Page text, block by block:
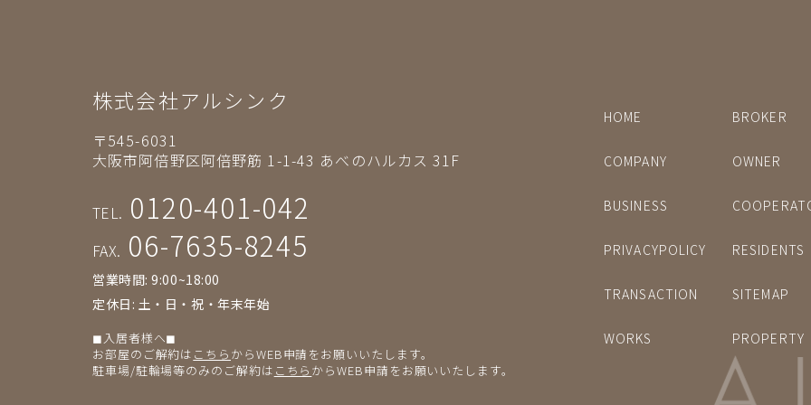
株式会社アルシンク
〒545-6031
大阪市阿倍野区阿倍野筋 1-1-43 あべのハルカス 31F
TEL. 0120-401-042
FAX. 06-7635-8245
営業時間: 9:00~18:00
定休日: 土・日・祝・年末年始
◼︎入居者様へ◼︎
お部屋のご解約は こちら からWEB申請をお願いいたします。
駐車場/駐輪場等のみのご解約は こちら からWEB申請をお願いいたします。
HOME BROKER
COMPANY OWNER
BUSINESS
PRIVACYPOLICY RESIDENTS
TRANSACTION SITEMAP
WORKS PROPERTY